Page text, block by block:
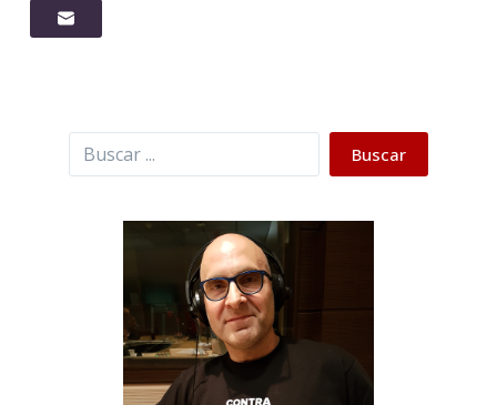
Buscar Buscar